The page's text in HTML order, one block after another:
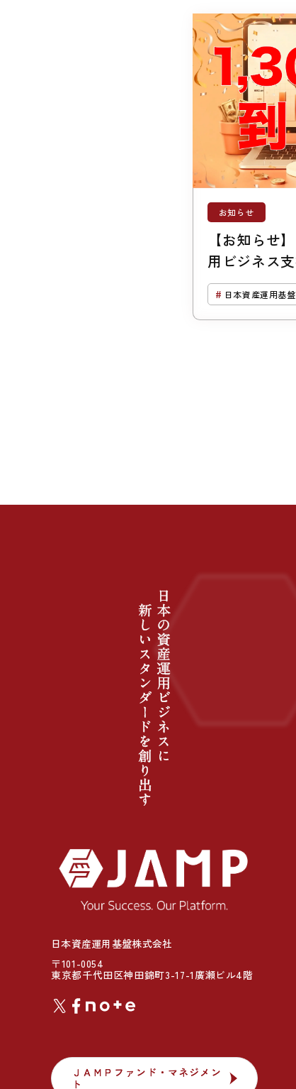
お知らせ
【お知らせ
用ビジネス
（ジーバス）
突破日本資産運用基盤
日本資産運用基盤株式会社
〒101-0054
東京都千代田区神田錦町3-17-1廣瀬ビル4階
ＪＡＭＰファンド・マネジメン
ト
ＪＡＭＰファンド・マネジメン
ト